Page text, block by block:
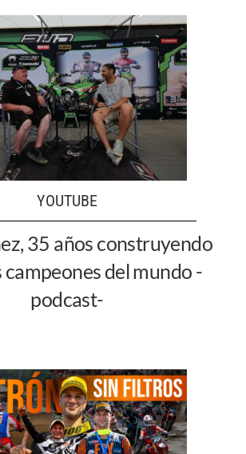
YOUTUBE
35 años construyendo
del mundo -
podcast-